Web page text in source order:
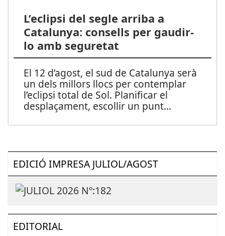
L’eclipsi del segle arriba a
Catalunya: consells per gaudir-
lo amb seguretat
El 12 d’agost, el sud de Catalunya serà
un dels millors llocs per contemplar
l’eclipsi total de Sol. Planificar el
desplaçament, escollir un punt...
EDICIÓ IMPRESA JULIOL/AGOST
EDITORIAL